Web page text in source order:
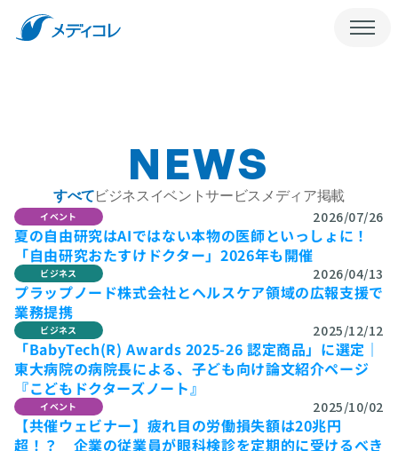
NEWS
すべてビジネスイベントサービス メディア掲載
2026/07/26
イベント
夏の自由研究はAIではない本物の医師といっしょに！
「自由研究おたすけドクター」2026年も開催
2026/04/13
ビジネス
プラップノード株式会社とヘルスケア領域の広報⽀援で
業務提携
2025/12/12
ビジネス
「BabyTech(R) Awards 2025-26 認定商品」に選定｜
東大病院の病院長による、子ども向け論文紹介ページ
『こどもドクターズノート』
2025/10/02
イベント
【共催ウェビナー】疲れ目の労働損失額は20兆円
超！？　企業の従業員が眼科検診を定期的に受けるべき